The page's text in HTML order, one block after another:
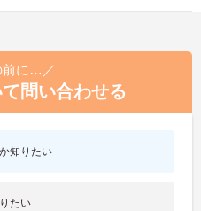
前に…／
問い合わせる
知りたい
たい